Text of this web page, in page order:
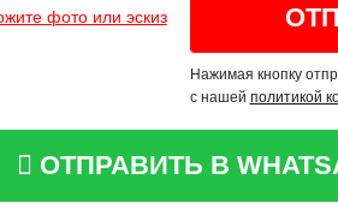
фото или эскиз
Нажимая кнопку
с нашей политикой
ОТПРАВИТЬ В